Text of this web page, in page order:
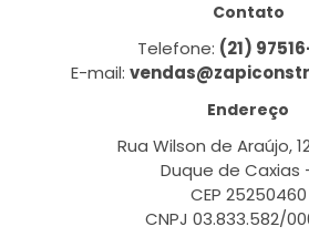
Contato
Telefone: (21)
E-mail:
Endereço
Rua Wilson de Araújo,
Duque de Caxias
CEP 25250460
CNPJ 03.833.582/